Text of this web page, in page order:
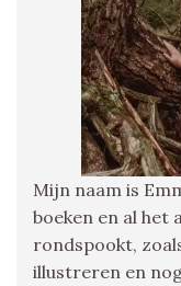
Mijn naam is
boeken en al het
rondspookt,
illustreren en